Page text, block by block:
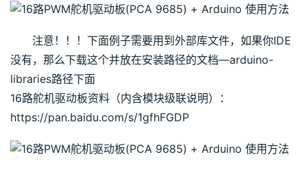
注意！！！下面例子需要用到外部库文件，如果你IDE
没有，那么下载这个并放在安装路径的文档—arduino-
libraries路径下面
16路舵机驱动板资料（内含模块级联说明）：
https://pan.baidu.com/s/1gfhFGDP